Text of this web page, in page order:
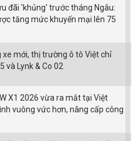
đãi 'khủng' trước tháng Ngâu:
tăng mức khuyến mại lên 75
xe mới, thị trường ô tô Việt chỉ
và Lynk & Co 02
X1 2026 vừa ra mắt tại Việt
vuông vức hơn, nâng cấp công